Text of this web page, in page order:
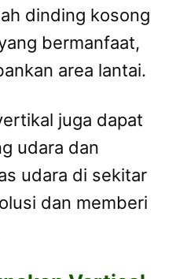
dinding kosong
bermanfaat,
area lantai.
juga dapat
udara dan
udara di sekitar
dan memberi